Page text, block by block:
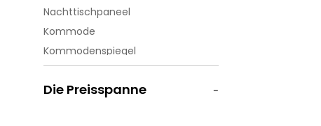
Nachttischpaneel
Kommode
Kommodenspiegel
Spiegelkommode
Schiebetürenschrank
Die Preisspanne